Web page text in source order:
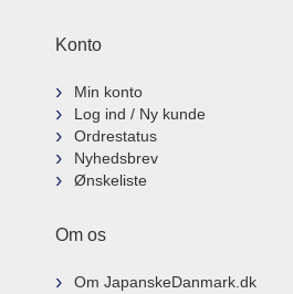
Konto
Min konto
Log ind / Ny kunde
Ordrestatus
Nyhedsbrev
Ønskeliste
Om os
Om JapanskeDanmark.dk